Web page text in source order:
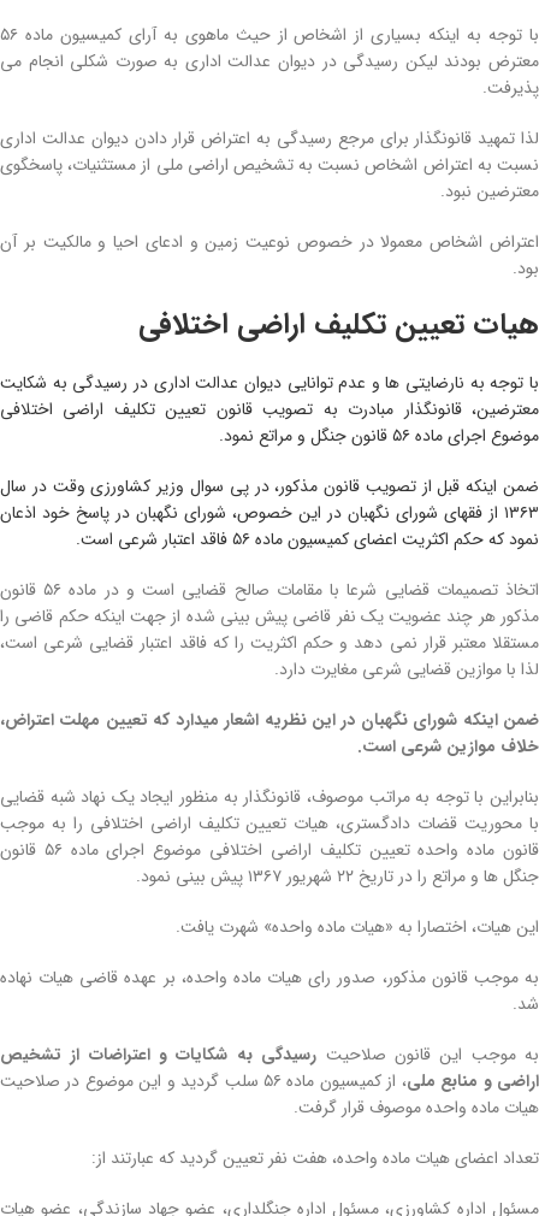
با توجه به اینکه بسیاری از اشخاص از حیث ماهوی به آرای کمیسیون ماده ۵۶
معترض بودند لیکن رسیدگی در دیوان عدالت اداری به صورت شکلی انجام می‌
پذیرفت.
لذا تمهید قانونگذار برای مرجع رسیدگی به اعتراض قرار دادن دیوان عدالت اداری
نسبت به اعتراض اشخاص نسبت به تشخیص اراضی­ ملی از مستثنیات، پاسخگوی
معترضین نبود.
اعتراض اشخاص معمولا در خصوص نوعیت زمین و ادعای احیا و مالکیت بر آن
بود.
هیات تعیین تکلیف اراضی اختلافی
با توجه به نارضایتی­ ها و عدم توانایی دیوان عدالت اداری در رسیدگی به شکایت
معترضین، قانونگذار مبادرت به تصویب قانون تعیین تکلیف اراضی اختلافی
موضوع اجرای ماده ۵۶ قانون جنگل و مراتع نمود.
ضمن اینکه قبل از تصویب قانون مذکور، در پی سوال وزیر کشاورزی وقت در سال
۱۳۶۳ از فقهای شورای نگهبان در این خصوص، شورای نگهبان در پاسخ خود اذعان
نمود که حکم اکثریت اعضای کمیسیون ماده ۵۶ فاقد اعتبار شرعی است.
اتخاذ تصمیمات قضایی شرعا با مقامات صالح قضایی است و در ماده ۵۶ قانون
مذکور هر چند عضویت یک نفر قاضی پیش‌ بینی شده از جهت اینکه حکم قاضی را
مستقلا معتبر قرار نمی‌ دهد و حکم اکثریت را که فاقد اعتبار قضایی شرعی است،
لذا با موازین قضایی شرعی مغایرت دارد.
ضمن اینکه شورای نگهبان در این نظریه اشعار می­دارد که تعیین مهلت اعتراض،
خلاف موازین شرعی است.
بنابراین با توجه به مراتب موصوف، قانونگذار به منظور ایجاد یک نهاد شبه­ قضایی
با محوریت قضات دادگستری، هیات تعیین تکلیف اراضی اختلافی را به موجب
قانون ماده­ واحده تعیین تکلیف اراضی اختلافی موضوع اجرای ماده ۵۶ قانون
جنگل­ ها و مراتع را در تاریخ ۲۲ شهریور ۱۳۶۷ پیش‌ بینی نمود.
این هیات، اختصارا به «هیات ماده­ واحده» شهرت یافت.
به موجب قانون مذکور، صدور رای هیات ماده­ واحده، بر عهده­ قاضی هیات نهاده
شد.
به موجب این قانون صلاحیت رسیدگی به شکایات و اعتراضات از تشخیص
اراضی و منابع ملی
، از کمیسیون ماده ۵۶ سلب گردید و این موضوع در صلاحیت
هیات ماده­ واحده موصوف قرار گرفت.
تعداد اعضای هیات ماده­ واحده، هفت نفر تعیین گردید که عبارت­ند از:
مسئول اداره کشاورزی، مسئول اداره جنگل­داری، عضو جهاد سازندگی، عضو هیات